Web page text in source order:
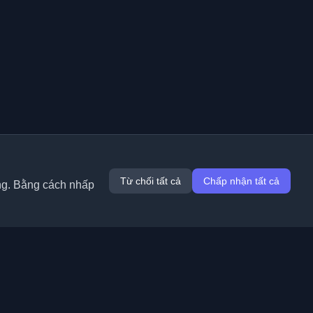
Bằng cách nhấp
Từ chối tất cả Chấp nhận tất cả